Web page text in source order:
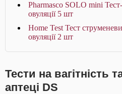
Pharmasco SOLO mini
овуляції 5 шт
Home Test Тест
овуляції 2 шт
Тести на вагітність
аптеці DS